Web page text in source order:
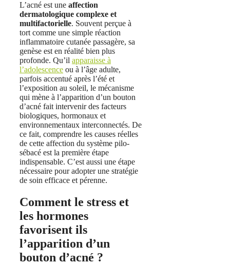
L’acné est une affection
dermatologique complexe et
multifactorielle. Souvent perçue à
tort comme une simple réaction
inflammatoire cutanée passagère, sa
genèse est en réalité bien plus
profonde. Qu’il apparaisse à
l’adolescence ou à l’âge adulte,
parfois accentué après l’été et
l’exposition au soleil, le mécanisme
qui mène à l’apparition d’un bouton
d’acné fait intervenir des facteurs
biologiques, hormonaux et
environnementaux interconnectés. De
ce fait, comprendre les causes réelles
de cette affection du système pilo-
sébacé est la première étape
indispensable. C’est aussi une étape
nécessaire pour adopter une stratégie
de soin efficace et pérenne.
Comment le stress et
les hormones
favorisent ils
l’apparition d’un
bouton d’acné ?